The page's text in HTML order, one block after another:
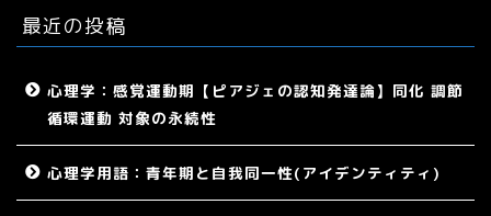
最近の投稿
心理学：感覚運動期【ピアジェの認知発達論】同化 調節
循環運動 対象の永続性
心理学用語：青年期と自我同一性(アイデンティティ)